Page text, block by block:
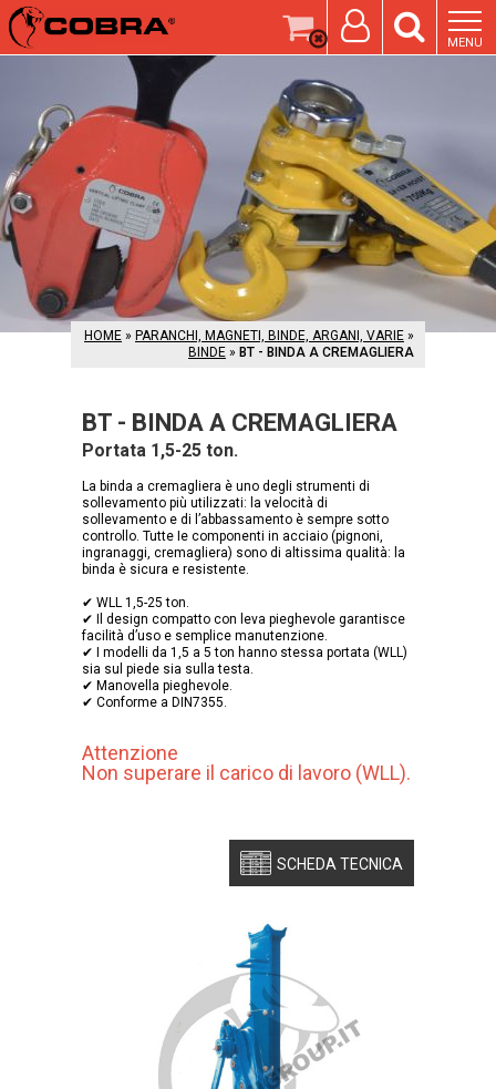
MENU
HOME » PARANCHI, MAGNETI, BINDE, ARGANI, VARIE »
BINDE » BT - BINDA A CREMAGLIERA
BT - BINDA A CREMAGLIERA
Portata 1,5-25 ton.
La binda a cremagliera è uno degli strumenti di
sollevamento più utilizzati: la velocità di
sollevamento e di l’abbassamento è sempre sotto
controllo. Tutte Ie componenti in acciaio (pignoni,
ingranaggi, cremagliera) sono di altissima qualità: la
binda è sicura e resistente.
✔ WLL 1,5-25 ton.
✔ Il design compatto con leva pieghevole garantisce
facilità d’uso e semplice manutenzione.
✔ I modelli da 1,5 a 5 ton hanno stessa portata (WLL)
sia sul piede sia sulla testa.
✔ Manovella pieghevole.
✔ Conforme a DIN7355.
Attenzione
Non superare il carico di lavoro (WLL).
SCHEDA TECNICA